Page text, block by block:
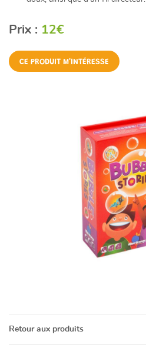
SERVICES
Prix : 12€
CE PRODUIT M'INTÉRESSE
Retour aux produits